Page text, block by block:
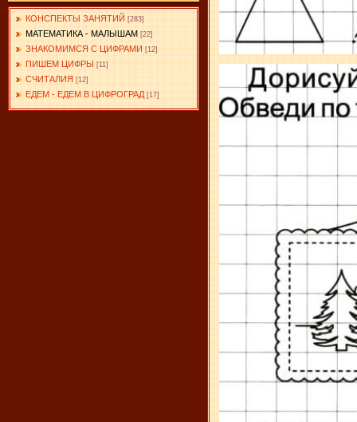
КОНСПЕКТЫ ЗАНЯТИЙ [283]
МАТЕМАТИКА - МАЛЫШАМ [22]
ЗНАКОМИМСЯ С ЦИФРАМИ [12]
ПИШЕМ ЦИФРЫ [11]
СЧИТАЛИЯ [12]
ЕДЕМ - ЕДЕМ В ЦИФРОГРАД [17]